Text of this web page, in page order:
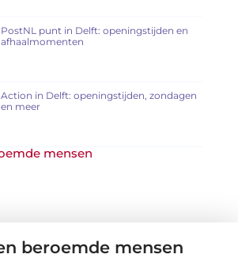
PostNL punt in Delft: openingstijden en
afhaalmomenten
Action in Delft: openingstijden, zondagen
en meer
mensen
beroemde mensen